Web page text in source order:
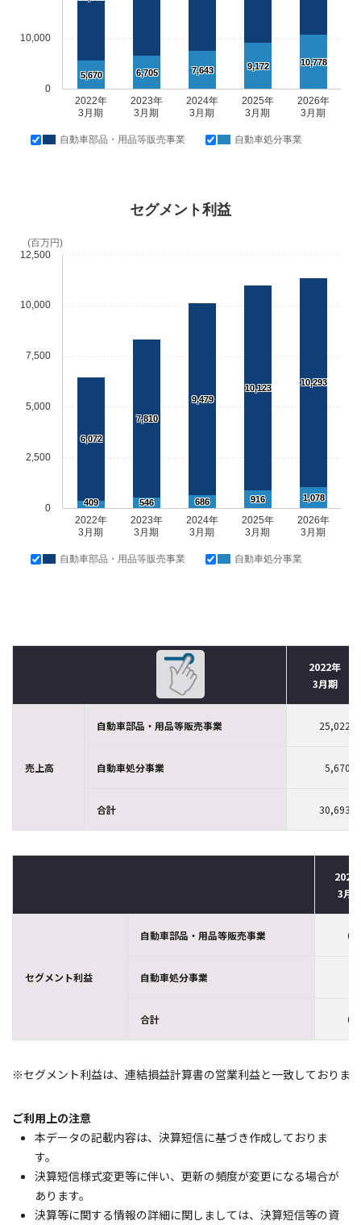
自動車部品・用品等販売事業 自動車処分事業
2022年
3月期
2023年
3月期
2024年
3月期
2025年
3月期
2026年
3月期
0
10,000
5,670 6,705 7,643 9,172 10,778
セグメント利益
自動車部品・用品等販売事業 自動車処分事業
2022年
3月期
2023年
3月期
2024年
3月期
2025年
3月期
2026年
3月期
0
2,500
5,000
7,500
10,000
12,500
(百万円)
6,072
7,810
9,479
10,123
10,293
409 546 686 916 1,078
2022年
3月期
売上高
自動車部品・用品等販売事業 25,022
自動車処分事業 5,670
合計 30,693
2022
3月
セグメント利益
自動車部品・用品等販売事業
自動車処分事業
合計
※セグメント利益は、連結損益計算書の営業利益と一致しておりま
ご利用上の注意
本データの記載内容は、決算短信に基づき作成しておりま
す。
決算短信様式変更等に伴い、更新の頻度が変更になる場合が
あります。
決算等に関する情報の詳細に関しましては、決算短信等の資